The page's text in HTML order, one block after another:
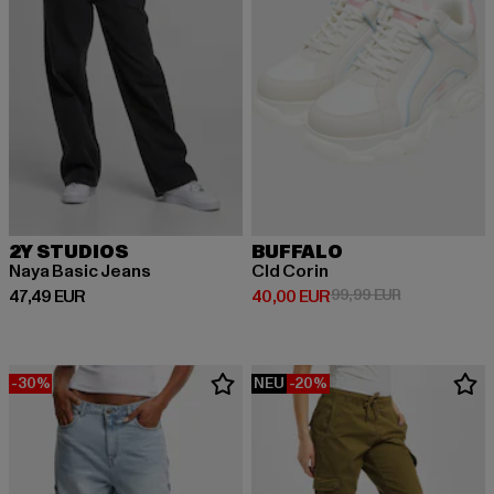
2Y STUDIOS
Naya Basic Jeans
47,49 EUR
Derzeitiger Preis: 47,49 EUR
BUFFALO
Cld Corin
40,00 EUR
Derzeitiger Preis: 40,00 EUR
99,99 EURAktionspreis:
-30% NEU -20%